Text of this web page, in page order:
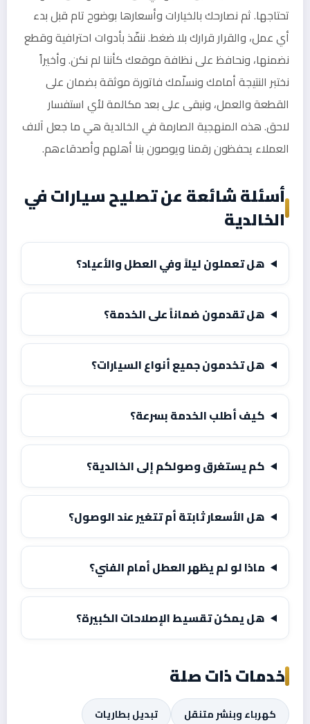
تحتاجها. ثم نصارحك بالخيارات وأسعارها بوضوح تام قبل بدء
أي عمل، والقرار قرارك بلا ضغط. ننفّذ بأدوات احترافية وقطع
نضمنها، ونحافظ على نظافة موقعك كأننا لم نكن. وأخيراً
نختبر النتيجة أمامك ونسلّمك فاتورة موثقة بضمان على
القطعة والعمل، ونبقى على بعد مكالمة لأي استفسار
لاحق. هذه المنهجية الصارمة في الخالدية هي ما جعل آلاف
العملاء يحفظون رقمنا ويوصون بنا أهلهم وأصدقاءهم.
أسئلة شائعة عن تصليح سيارات في
الخالدية
هل تعملون ليلاً وفي العطل والأعياد؟
هل تقدمون ضماناً على الخدمة؟
هل تخدمون جميع أنواع السيارات؟
كيف أطلب الخدمة بسرعة؟
كم يستغرق وصولكم إلى الخالدية؟
هل الأسعار ثابتة أم تتغير عند الوصول؟
ماذا لو لم يظهر العطل أمام الفني؟
هل يمكن تقسيط الإصلاحات الكبيرة؟
خدمات ذات صلة
كهرباء وبنشر متنقل
تبديل بطاريات